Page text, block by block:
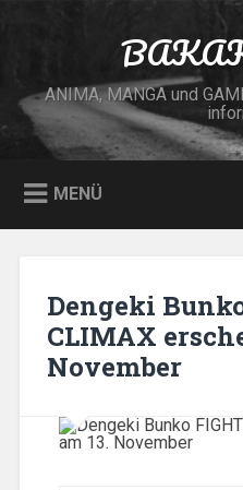
ANIMA, MANGA und
MENÜ
Dengeki
CLIMAX
November